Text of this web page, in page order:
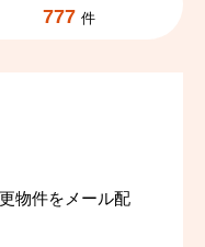
777 件
物件をメール配